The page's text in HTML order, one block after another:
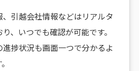
引越会社情報などはリアルタ
、いつでも確認が可能です。
捗状況も画面一つで分かるよ